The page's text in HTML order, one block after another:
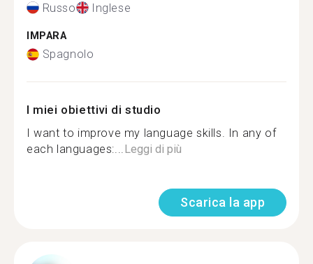
Russo Inglese
IMPARA
Spagnolo
I miei obiettivi di studio
I want to improve my language skills. In any of
each languages:...Leggi di più
Scarica la app